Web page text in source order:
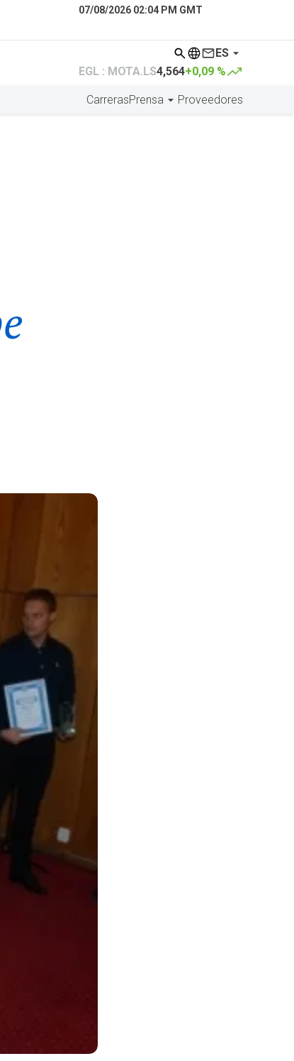
ES
07/08/2026 02:04 PM GMT
EGL : MOTA.LS4,564+0,09 %
CarrerasPrensa Proveedores